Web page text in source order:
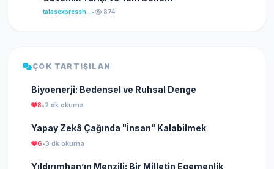
talasexpresshaber• 874
ÇOK TARTIŞILAN
Biyoenerji: Bedensel ve Ruhsal Denge
8•2 dk okuma
Yapay Zekâ Çağında "İnsan" Kalabilmek
6•3 dk okuma
Yıldırımhan’ın Menzili: Bir Milletin Egemenlik